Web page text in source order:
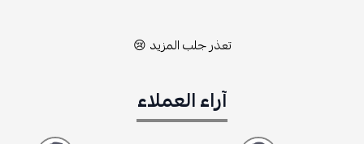
تعذر جلب المزيد 😢
آراء العملاء